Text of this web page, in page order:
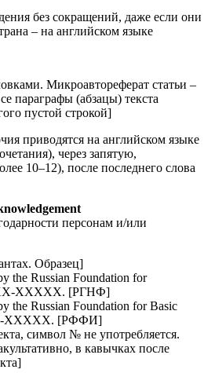
без сокращений, даже если они
– на английском языке
Микроавтореферат статьи –
параграфы (абзацы) текста
пустой строкой]
приводятся на английском языке
через запятую,
10–12), после последнего слова
персонам и/или
Образец]
the Russian Foundation for
ХХ-ХХХХХ. [РГНФ]
the Russian Foundation for Basic
ХХХХХ. [РФФИ]
символ № не употребляется.
в кавычках после